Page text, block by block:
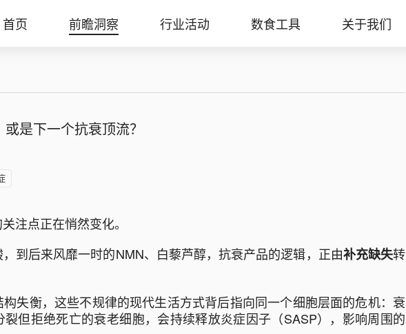
首页 前瞻洞察 行业活动 数食工具 关于我们
是下一个抗衰顶流？
注点正在悄然变化。
到后来风靡一时的NMN、白藜芦醇，抗衰产品的逻辑，正由补充缺失转
失衡，这些不规律的现代生活方式背后指向同一个细胞层面的危机：衰
但拒绝死亡的衰老细胞，会持续释放炎症因子（SASP），影响周围的